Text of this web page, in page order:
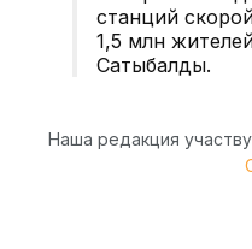
станций
1,5 млн
Сатыбалды.
Наша редакция